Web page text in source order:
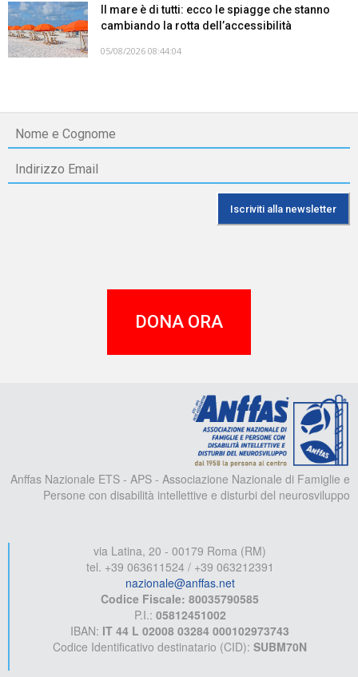
Il mare è di tutti: ecco le spiagge che stanno
cambiando la rotta dell’accessibilità
05/08/2026 08:44:04
DONA ORA
Anffas Nazionale ETS - APS - Associazione Nazionale di Famiglie e
Persone con disabilità intellettive e disturbi del neurosviluppo
via Latina, 20 - 00179 Roma (RM)
tel. +39 063611524 / +39 063212391
nazionale@anffas.net
Codice Fiscale: 80035790585
P.I.: 05812451002
IBAN: IT 44 L 02008 03284 000102973743
Codice Identificativo destinatario (CID): SUBM70N